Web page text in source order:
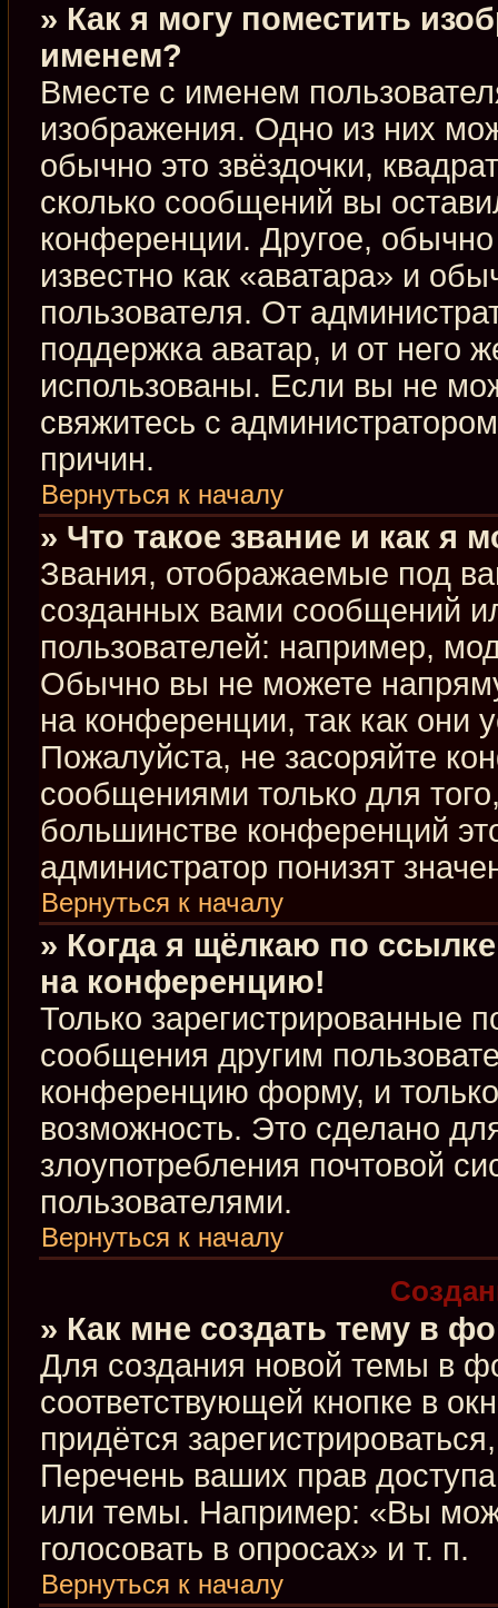
» Как я могу поместить
именем?
Вместе с именем
изображения. Одно из них
обычно это звёздочки,
сколько сообщений вы
конференции. Другое,
известно как «аватара» и
пользователя. От
поддержка аватар, и от него
использованы. Если вы не
свяжитесь с
причин.
Вернуться к началу
» Что такое звание и как я
Звания, отображаемые под
созданных вами сообщений
пользователей: например,
Обычно вы не можете
на конференции, так как они
Пожалуйста, не засоряйте
сообщениями только для
большинстве конференций
администратор понизят
Вернуться к началу
» Когда я щёлкаю по
на конференцию!
Только зарегистрированные
сообщения другим
конференцию форму, и
возможность. Это сделано
злоупотребления почтовой
пользователями.
Вернуться к началу
» Как мне создать тему в
Для создания новой темы в
соответствующей кнопке в
придётся
Перечень ваших прав
или темы. Например: «Вы
голосовать в опросах» и т. п.
Вернуться к началу